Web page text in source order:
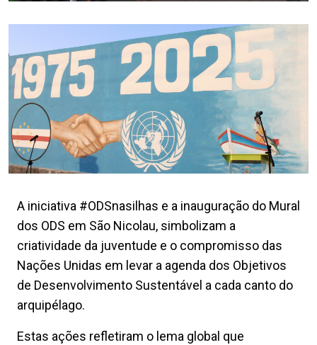
A iniciativa #ODSnasilhas e a inauguração do Mural
dos ODS em São Nicolau, simbolizam a
criatividade da juventude e o compromisso das
Nações Unidas em levar a agenda dos Objetivos
de Desenvolvimento Sustentável a cada canto do
arquipélago.
Estas ações refletiram o lema global que